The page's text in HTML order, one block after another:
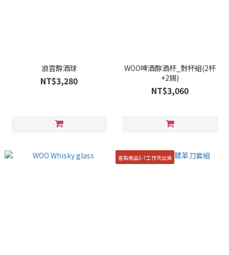
浪雲醇酒球
NT$3,280
WOO啤酒醇酒杯_對杯組(2杯
+2錫)
NT$3,060
客製商品5-7工作天出貨